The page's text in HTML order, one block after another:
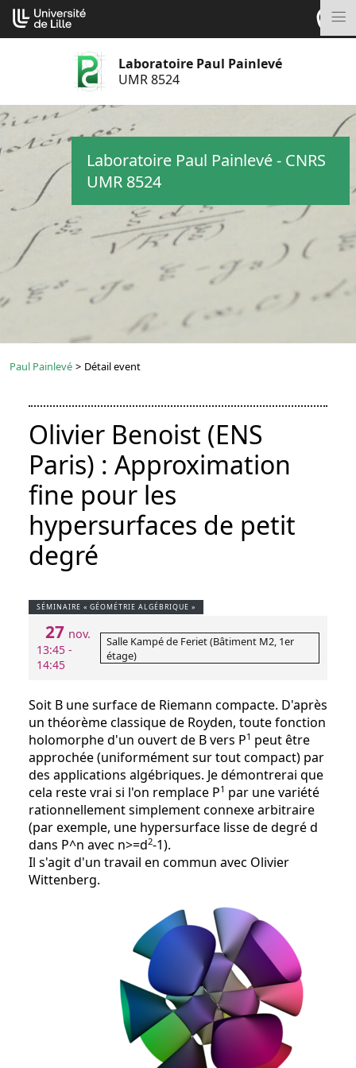
Aller
au
contenu
Laboratoire Paul Painlevé
UMR 8524
Laboratoire Paul Painlevé - CNRS
UMR 8524
Paul Painlevé > Détail event
Olivier Benoist (ENS
Paris) : Approximation
fine pour les
hypersurfaces de petit
degré
SÉMINAIRE « GÉOMÉTRIE ALGÉBRIQUE »
27 nov.
13:45 -
14:45
Salle Kampé de Feriet (Bâtiment M2, 1er
étage)
Soit B une surface de Riemann compacte. D'après
un théorème classique de Royden, toute fonction
holomorphe d'un ouvert de B vers P1 peut être
approchée (uniformément sur tout compact) par
des applications algébriques. Je démontrerai que
cela reste vrai si l'on remplace P1 par une variété
rationnellement simplement connexe arbitraire
(par exemple, une hypersurface lisse de degré d
dans P^n avec n>=d2-1).
Il s'agit d'un travail en commun avec Olivier
Wittenberg.
Cookies management panel